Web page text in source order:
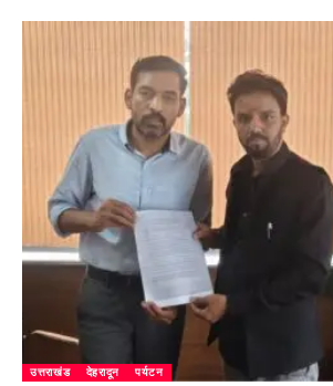
उत्तराखंड देहरादून पर्यटन